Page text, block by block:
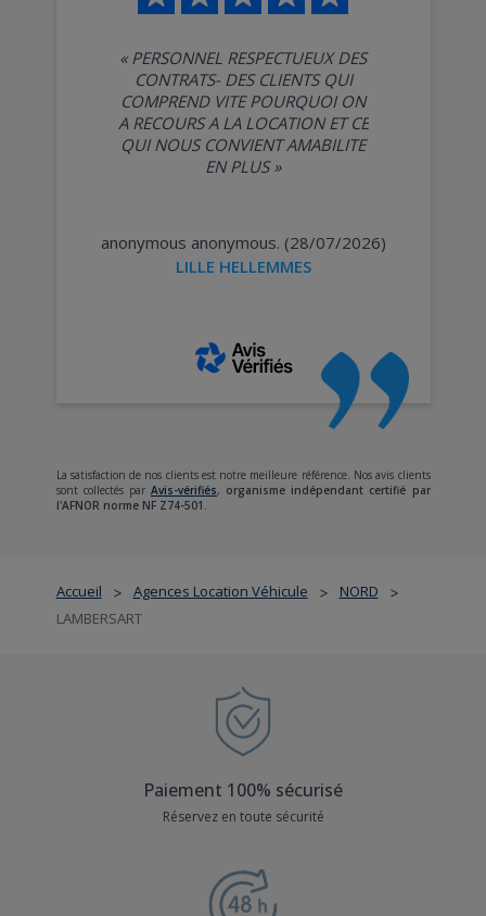
Accueil > Agences Location Véhicule > NORD >
LAMBERSART
« PERSONNEL RESPECTUEUX DES
CONTRATS- DES CLIENTS QUI
COMPREND VITE POURQUOI ON
A RECOURS A LA LOCATION ET CE
QUI NOUS CONVIENT AMABILITE
EN PLUS»
anonymous anonymous. (28/07/2026)
LILLE HELLEMMES
La satisfaction de nos clients est notre meilleure référence. Nos avis clients
sont collectés par Avis-vérifiés, organisme indépendant certifié par
l'AFNOR norme NF Z74-501.
Paiement 100% sécurisé
Réservez en toute sécurité